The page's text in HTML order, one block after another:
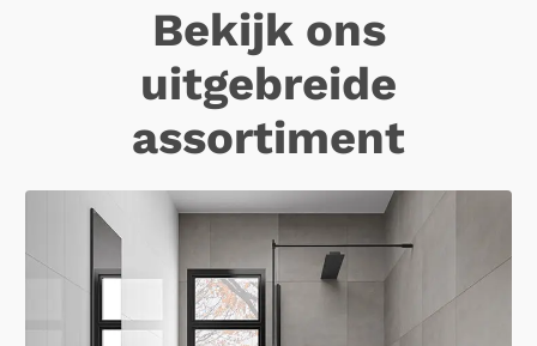
Bekijk ons
uitgebreide
assortiment